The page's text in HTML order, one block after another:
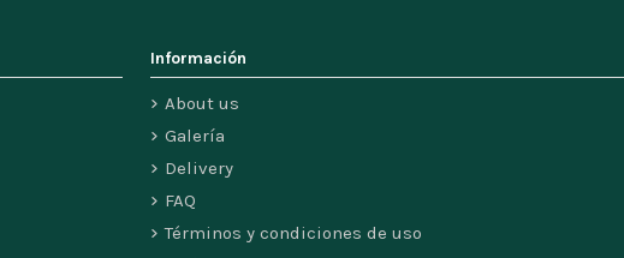
Información
About us
Galería
Delivery
FAQ
Términos y condiciones de uso